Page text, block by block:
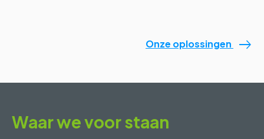
Onze oplossingen east
Waar we voor staan